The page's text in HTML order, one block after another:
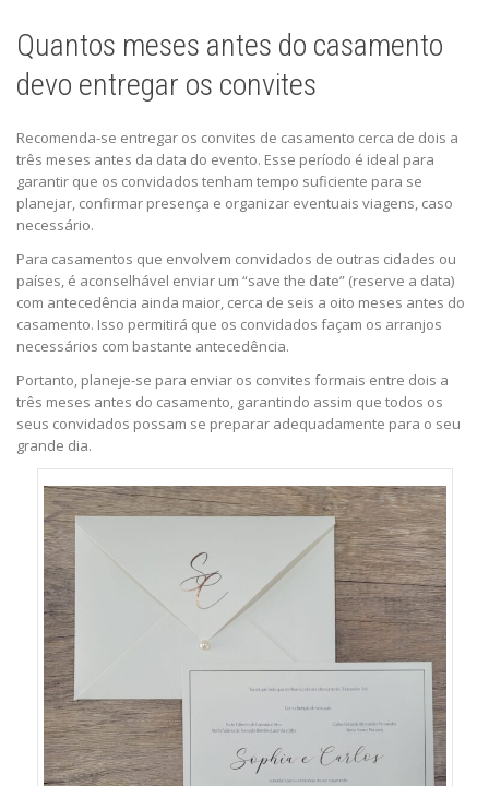
Quantos meses antes do casamento
devo entregar os convites
Recomenda-se entregar os convites de casamento cerca de dois a
três meses antes da data do evento. Esse período é ideal para
garantir que os convidados tenham tempo suficiente para se
planejar, confirmar presença e organizar eventuais viagens, caso
necessário.
Para casamentos que envolvem convidados de outras cidades ou
países, é aconselhável enviar um “save the date” (reserve a data)
com antecedência ainda maior, cerca de seis a oito meses antes do
casamento. Isso permitirá que os convidados façam os arranjos
necessários com bastante antecedência.
Portanto, planeje-se para enviar os convites formais entre dois a
três meses antes do casamento, garantindo assim que todos os
seus convidados possam se preparar adequadamente para o seu
grande dia.